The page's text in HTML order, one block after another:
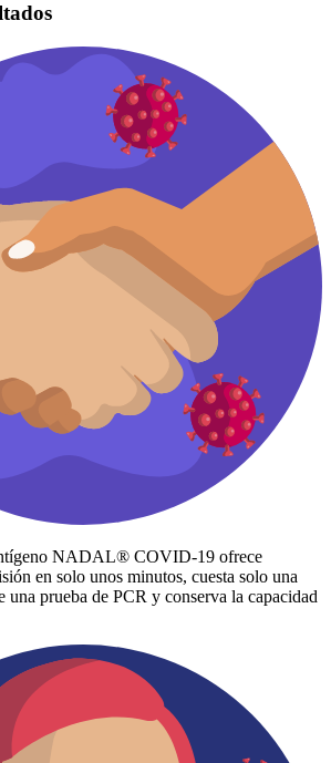
NADAL® COVID-19 ofrece
en solo unos minutos, cuesta solo una
una prueba de PCR y conserva la capacidad